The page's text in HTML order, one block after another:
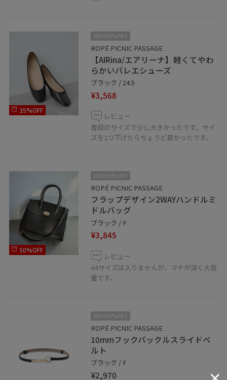
35%OFF
2BUY10%OFF
ROPÉ PICNIC PASSAGE
【AIRina/エアリーナ】軽くてやわ
らかいバレエシューズ
ブラック / 24.5
¥3,568
レビュー
普段のサイズで少し大きかったです。サイ
ズを1つ下げたらちょうど良かったです。
50%OFF
2BUY10%OFF
ROPÉ PICNIC PASSAGE
フラップデザイン2WAYハンドルミ
ドルバッグ
ブラック / F
¥3,845
レビュー
A4サイズは入りませんが、マチが深く大容
量です。
2BUY10%OFF
ROPÉ PICNIC PASSAGE
10mmフックバックルスライドベ
ルト
ブラック / F
¥2,970